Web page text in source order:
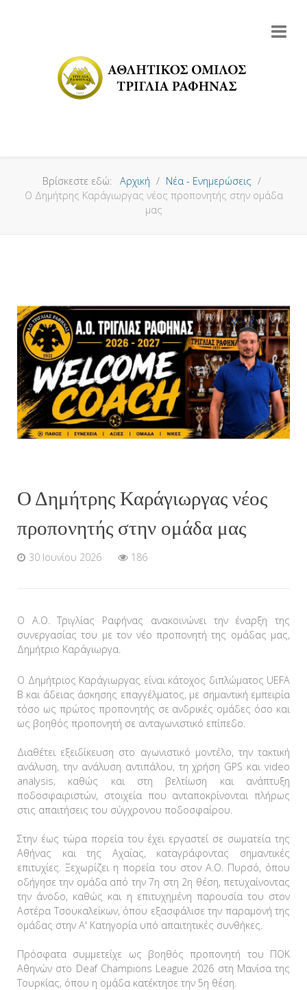
Βρίσκεστε εδώ: Αρχική
Νέα - Ενημερώσεις
Ο Δημήτρης Καράγιωργας νέος προπονητής στην ομάδα
μας
Ο Δημήτρης Καράγιωργας νέος
προπονητής στην ομάδα μας
30 Ιουνίου 2026 186
Ο Α.Ο. Τριγλίας Ραφήνας ανακοινώνει την έναρξη της
συνεργασίας του με τον νέο προπονητή της ομάδας μας,
Δημήτριο Καράγιωργα.
Ο Δημήτριος Καράγιωργας είναι κάτοχος διπλώματος UEFA
B και άδειας άσκησης επαγγέλματος, με σημαντική εμπειρία
τόσο ως πρώτος προπονητής σε ανδρικές ομάδες όσο και
ως βοηθός προπονητή σε ανταγωνιστικό επίπεδο.
Διαθέτει εξειδίκευση στο αγωνιστικό μοντέλο, την τακτική
ανάλυση, την ανάλυση αντιπάλου, τη χρήση GPS και video
analysis, καθώς και στη βελτίωση και ανάπτυξη
ποδοσφαιριστών, στοιχεία που ανταποκρίνονται πλήρως
στις απαιτήσεις του σύγχρονου ποδοσφαίρου.
Στην έως τώρα πορεία του έχει εργαστεί σε σωματεία της
Αθήνας και της Αχαΐας, καταγράφοντας σημαντικές
επιτυχίες. Ξεχωρίζει η πορεία του στον Α.Ο. Πυρσό, όπου
οδήγησε την ομάδα από την 7η στη 2η θέση, πετυχαίνοντας
την άνοδο, καθώς και η επιτυχημένη παρουσία του στον
Αστέρα Τσουκαλεΐκων, όπου εξασφάλισε την παραμονή της
ομάδας στην Α' Κατηγορία υπό απαιτητικές συνθήκες.
Πρόσφατα συμμετείχε ως βοηθός προπονητή του ΠΟΚ
Αθηνών στο Deaf Champions League 2026 στη Μανίσα της
Τουρκίας, όπου η ομάδα κατέκτησε την 5η θέση.